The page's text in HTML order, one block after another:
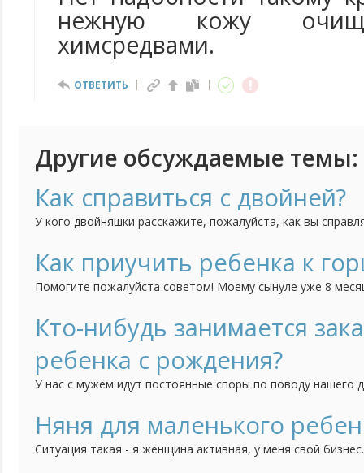
нежную кожу
химсредвами.
ОТВЕТИТЬ
Другие обсуждаемые темы:
Как справиться с двойней?
У кого двойняшки расскажите, пожалуйста, как вы
Как приучить ребенка к
Помогите пожалуйста советом! Моему сынуле уже 8
вместе придется. Но он категорически не хочет
игрушки, книжки не помогают. Может быть...
Кто-нибудь занимается
ребенка с рождения?
У нас с мужем идут постоянные споры по поводу нашего
слишком мал для этого и мне его так жалко. И потом -
раздетым на улицу? Или холодной водой обливать? И...
Няня для маленького
Ситуация такая - я женщина активная, у меня свой